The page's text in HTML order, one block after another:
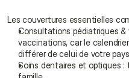
Les couvertures essentielles
Consultations pédiatriques
vaccinations, car le
différer de celui de votre
Soins dentaires et optiques